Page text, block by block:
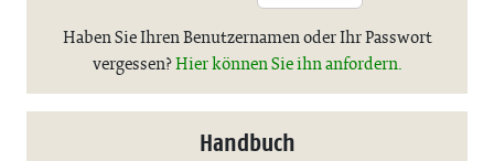
Haben Sie Ihren Benutzernamen oder Ihr Passwort
vergessen?Hier können Sie ihn anfordern.
Handbuch